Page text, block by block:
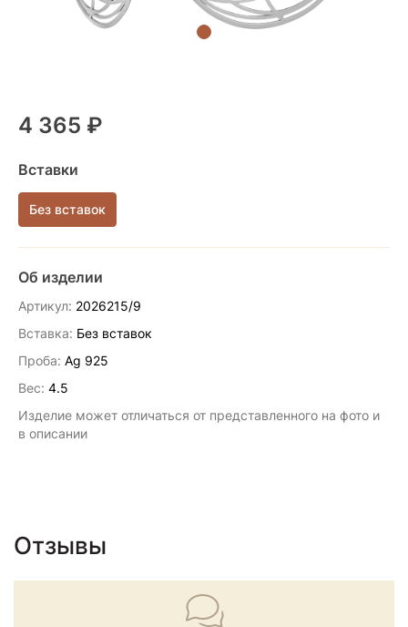
4 365 ₽
Вставки
Без вставок
Об изделии
Артикул: 2026215/9
Вставка: Без вставок
Проба: Ag 925
Вес: 4.5
Изделие может отличаться от представленного на фото и
в описании
Отзывы